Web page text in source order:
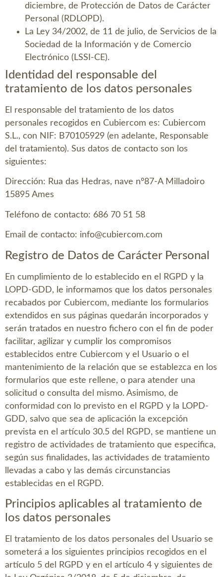
diciembre, de Protección de Datos de Carácter
Personal (RDLOPD).
La Ley 34/2002, de 11 de julio, de Servicios de la
Sociedad de la Información y de Comercio
Electrónico (LSSI-CE).
Identidad del responsable del
tratamiento de los datos personales
El responsable del tratamiento de los datos
personales recogidos en Cubiercom es: Cubiercom
S.L., con NIF: B70105929 (en adelante, Responsable
del tratamiento). Sus datos de contacto son los
siguientes:
Dirección: Rua das Hedras, nave nº87-A Milladoiro
15895 Ames
Teléfono de contacto: 686 70 51 58
Email de contacto: info@cubiercom.com
Registro de Datos de Carácter Personal
En cumplimiento de lo establecido en el RGPD y la
LOPD-GDD, le informamos que los datos personales
recabados por Cubiercom, mediante los formularios
extendidos en sus páginas quedarán incorporados y
serán tratados en nuestro fichero con el fin de poder
facilitar, agilizar y cumplir los compromisos
establecidos entre Cubiercom y el Usuario o el
mantenimiento de la relación que se establezca en los
formularios que este rellene, o para atender una
solicitud o consulta del mismo. Asimismo, de
conformidad con lo previsto en el RGPD y la LOPD-
GDD, salvo que sea de aplicación la excepción
prevista en el artículo 30.5 del RGPD, se mantiene un
registro de actividades de tratamiento que especifica,
según sus finalidades, las actividades de tratamiento
llevadas a cabo y las demás circunstancias
establecidas en el RGPD.
Principios aplicables al tratamiento de
los datos personales
El tratamiento de los datos personales del Usuario se
someterá a los siguientes principios recogidos en el
artículo 5 del RGPD y en el artículo 4 y siguientes de